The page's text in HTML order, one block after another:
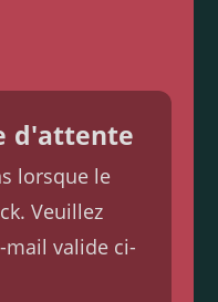
d'attente
lorsque le
Veuillez
mail valide ci-